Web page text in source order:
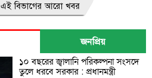
এই বিভাগের আরো খবর
জনপ্রিয়
১০ বছরের জ্বালানি পরিকল্পনা সংসদে
তুলে ধরবে সরকার : প্রধানমন্ত্রী